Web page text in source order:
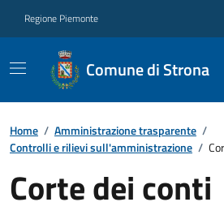
Regione Piemonte
Comune di Strona
Home / Amministrazione trasparente /
Controlli e rilievi sull'amministrazione /
Corte dei conti